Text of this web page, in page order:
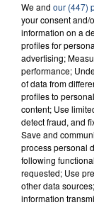
FIL
We and our (447)
your consent and/
information on a
profiles for
advertising;
performance;
of data from
profiles to
content; Use
detect fraud, and
Save and
process personal
following
requested; Use
other data
information